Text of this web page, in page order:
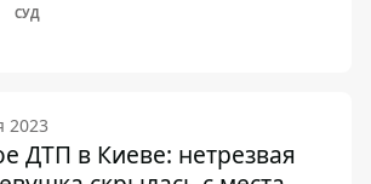
СУД
2023
ДТП в Киеве: нетрезвая